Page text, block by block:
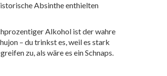
Absinthe enthielten
Alkohol ist der wahre
– du trinkst es, weil es stark
zu, als wäre es ein Schnaps.